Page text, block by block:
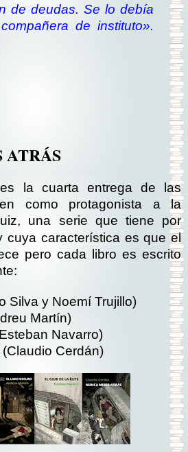
de deudas. Se lo debía
de instituto».
ATRÁS
la cuarta entrega de las
como protagonista a la
una serie que tiene por
característica es que el
pero cada libro es escrito
Silva y Noemí Trujillo)
Martín)
Navarro)
Cerdán)